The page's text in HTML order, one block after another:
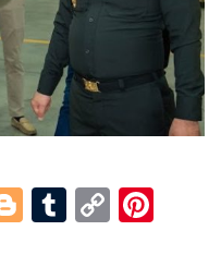
Blogger
Tumblr
Copy